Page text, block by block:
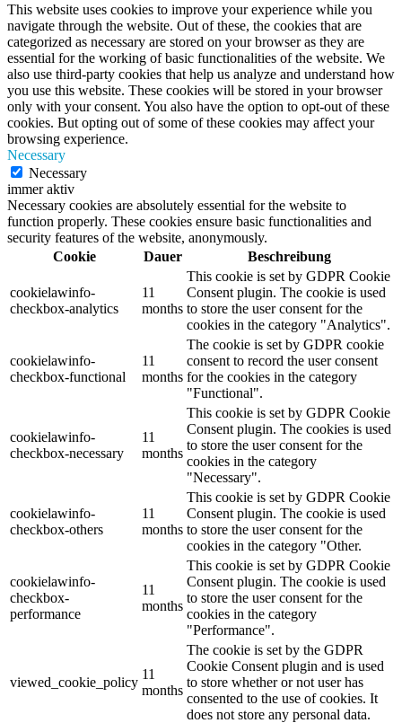
This website uses cookies to improve your experience while you
navigate through the website. Out of these, the cookies that are
categorized as necessary are stored on your browser as they are
essential for the working of basic functionalities of the website. We
also use third-party cookies that help us analyze and understand how
you use this website. These cookies will be stored in your browser
only with your consent. You also have the option to opt-out of these
cookies. But opting out of some of these cookies may affect your
browsing experience.
Necessary
Necessary
immer aktiv
Necessary cookies are absolutely essential for the website to
function properly. These cookies ensure basic functionalities and
security features of the website, anonymously.
Cookie
Dauer Beschreibung
cookielawinfo-
checkbox-analytics
11
months
This cookie is set by GDPR Cookie
Consent plugin. The cookie is used
to store the user consent for the
cookies in the category "Analytics".
cookielawinfo-
checkbox-functional
11
months
The cookie is set by GDPR cookie
consent to record the user consent
for the cookies in the category
"Functional".
cookielawinfo-
checkbox-necessary
11
months
This cookie is set by GDPR Cookie
Consent plugin. The cookies is used
to store the user consent for the
cookies in the category
"Necessary".
cookielawinfo-
checkbox-others
11
months
This cookie is set by GDPR Cookie
Consent plugin. The cookie is used
to store the user consent for the
cookies in the category "Other.
cookielawinfo-
checkbox-
performance
11
months
This cookie is set by GDPR Cookie
Consent plugin. The cookie is used
to store the user consent for the
cookies in the category
"Performance".
viewed_cookie_policy
11
months
The cookie is set by the GDPR
Cookie Consent plugin and is used
to store whether or not user has
consented to the use of cookies. It
does not store any personal data.